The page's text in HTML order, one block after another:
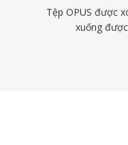
Tệp OPUS được
xuống